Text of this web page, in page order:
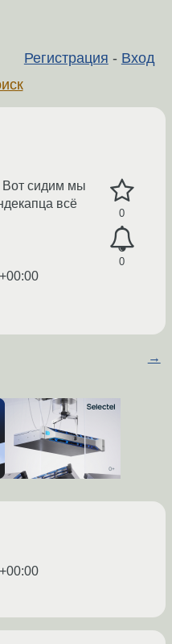
Регистрация - Вход
0
0
Вот сидим мы
всё
→